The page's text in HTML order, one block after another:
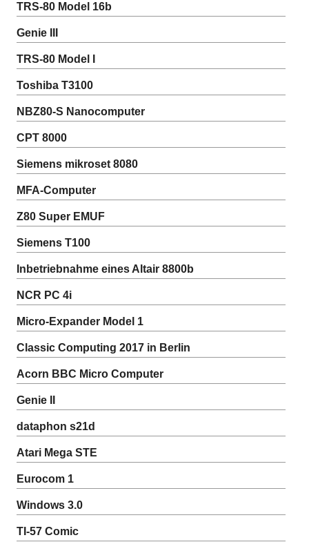
TRS-80 Model 16b
Genie III
TRS-80 Model I
Toshiba T3100
NBZ80-S Nanocomputer
CPT 8000
Siemens mikroset 8080
MFA-Computer
Z80 Super EMUF
Siemens T100
Inbetriebnahme eines Altair 8800b
NCR PC 4i
Micro-Expander Model 1
Classic Computing 2017 in Berlin
Acorn BBC Micro Computer
Genie II
dataphon s21d
Atari Mega STE
Eurocom 1
Windows 3.0
TI-57 Comic